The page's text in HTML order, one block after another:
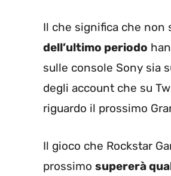
Il che significa che non
dell’ultimo periodo
sulle console Sony sia
degli account che su
riguardo il prossimo
Il gioco che Rockstar
prossimo supererà